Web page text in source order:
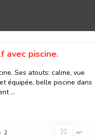
avec piscine.
Ses atouts: calme, vue
équipée, belle piscine dans
...
2 m²